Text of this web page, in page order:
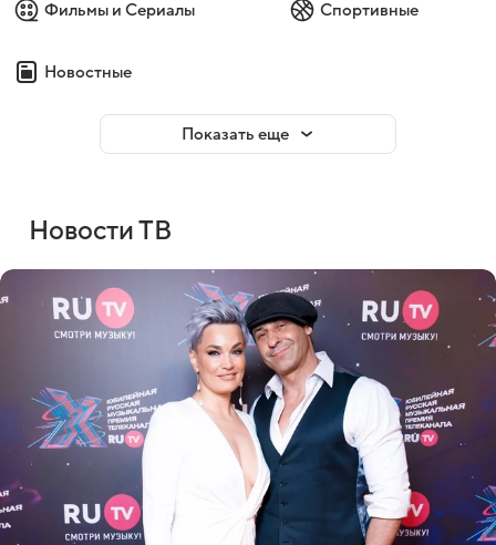
Фильмы и Сериалы Спортивные
Новостные
Показать еще
Новости ТВ